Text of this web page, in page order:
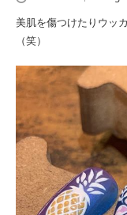
美肌を傷つけたりウッ
（笑）